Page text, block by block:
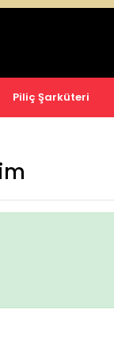
Piliç Şarküteri